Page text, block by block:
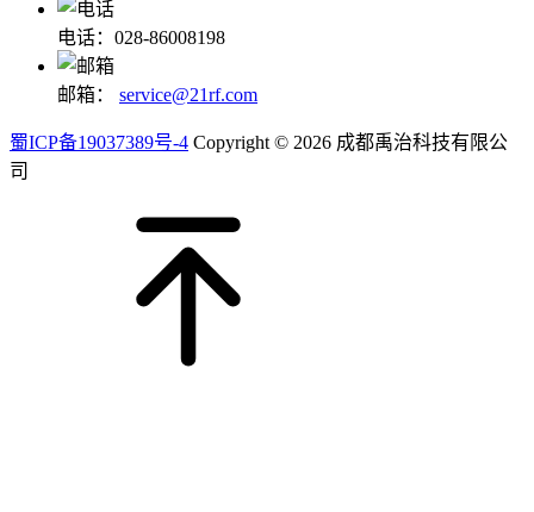
电话：028-86008198
邮箱： service@21rf.com
蜀ICP备19037389号-4 Copyright © 2026 成都禹治科技有限公
司